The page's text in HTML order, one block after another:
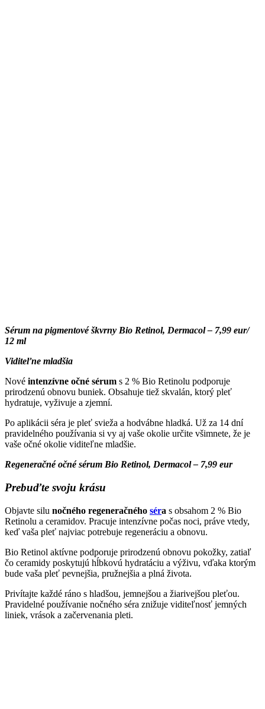
Sérum na pigmentové škvrny Bio Retinol, Dermacol – 7,99 eur/
12 ml
Viditeľne mladšia
Nové intenzívne očné sérum s 2 % Bio Retinolu podporuje
prirodzenú obnovu buniek. Obsahuje tiež skvalán, ktorý pleť
hydratuje, vyživuje a zjemní.
Po aplikácii séra je pleť svieža a hodvábne hladká. Už za 14 dní
pravidelného používania si vy aj vaše okolie určite všimnete, že je
vaše očné okolie viditeľne mladšie.
Regeneračné očné sérum Bio Retinol, Dermacol – 7,99 eur
Prebuďte svoju krásu
Objavte silu nočného regeneračného séra s obsahom 2 % Bio
Retinolu a ceramidov. Pracuje intenzívne počas noci, práve vtedy,
keď vaša pleť najviac potrebuje regeneráciu a obnovu.
Bio Retinol aktívne podporuje prirodzenú obnovu pokožky, zatiaľ
čo ceramidy poskytujú hĺbkovú hydratáciu a výživu, vďaka ktorým
bude vaša pleť pevnejšia, pružnejšia a plná života.
Privítajte každé ráno s hladšou, jemnejšou a žiarivejšou pleťou.
Pravidelné používanie nočného séra znižuje viditeľnosť jemných
liniek, vrások a začervenania pleti.